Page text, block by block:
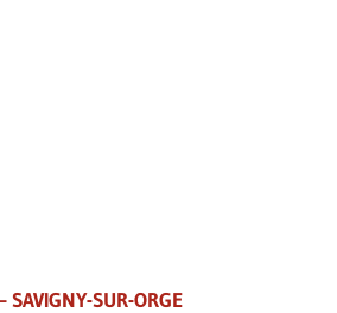
SAVIGNY-SUR-ORGE